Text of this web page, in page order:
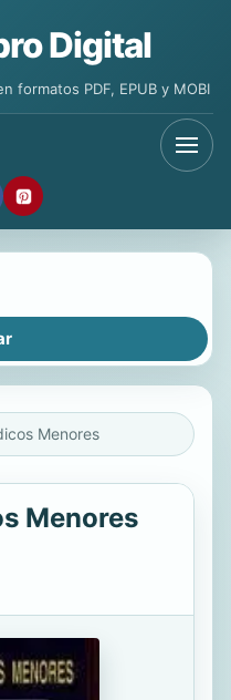
Digital
formatos PDF, EPUB y MOBI
Menores
Menores